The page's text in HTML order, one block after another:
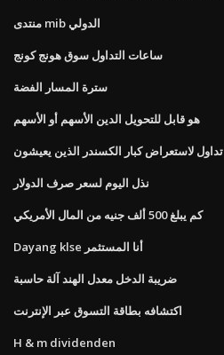
منتدى mib الدولي
ساعات التداول سوق هونج كونج
سترة المسار الفضة
هو قابل للتحويل الدين الأسهم أو الأسهم
تداول لاستعراض كبار الكسندر الذين يعيشون
نذل اليوم لسعر صرف الدولار
كم يبلغ 500 ألف جنيه من المال الأمريكي
Dayang klse أنا المستثمر
ضريبة الدخل معدل الهند آلة حاسبة
اكتشافه بطاقة التسوق عبر الإنترنت
H & m dividenden